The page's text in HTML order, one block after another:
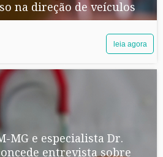
na direção de veículos
leia agora
MG e especialista Dr.
entrevista sobre